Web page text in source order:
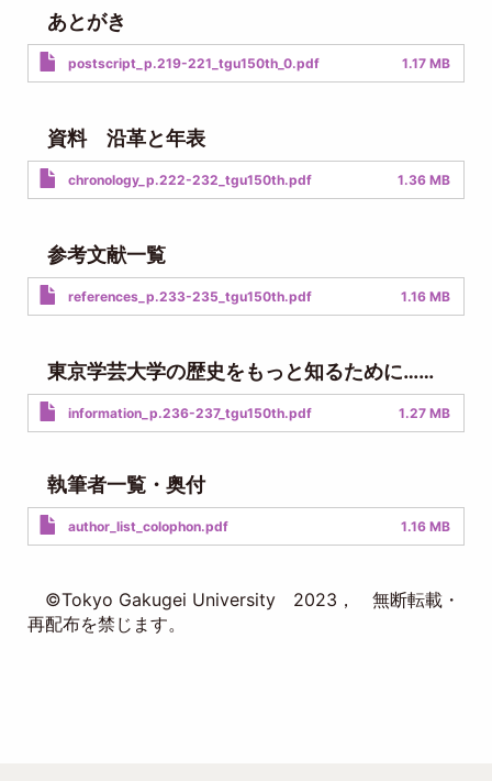
あとがき
Document
postscript_p.219-221_tgu150th_0.pdf 1.17 MB
資料 沿革と年表
Document
chronology_p.222-232_tgu150th.pdf 1.36 MB
参考文献一覧
Document
references_p.233-235_tgu150th.pdf 1.16 MB
東京学芸大学の歴史をもっと知るために……
Document
information_p.236-237_tgu150th.pdf 1.27 MB
執筆者一覧・奥付
Document
author_list_colophon.pdf 1.16 MB
©Tokyo Gakugei University 2023， 無断転載・
再配布を禁じます。